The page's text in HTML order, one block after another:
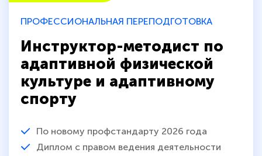
ПРОФЕССИОНАЛЬНАЯ ПЕРЕПОДГОТОВКА
Инструктор-методист по
адаптивной физической
культуре и адаптивному
спорту
По новому профстандарту 2026 года
Диплом с правом ведения деятельности